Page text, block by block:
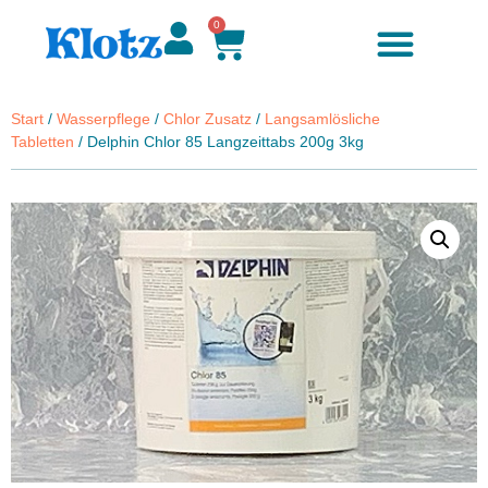
0
Start / Wasserpflege / Chlor Zusatz / Langsamlösliche
Tabletten / Delphin Chlor 85 Langzeittabs 200g 3kg